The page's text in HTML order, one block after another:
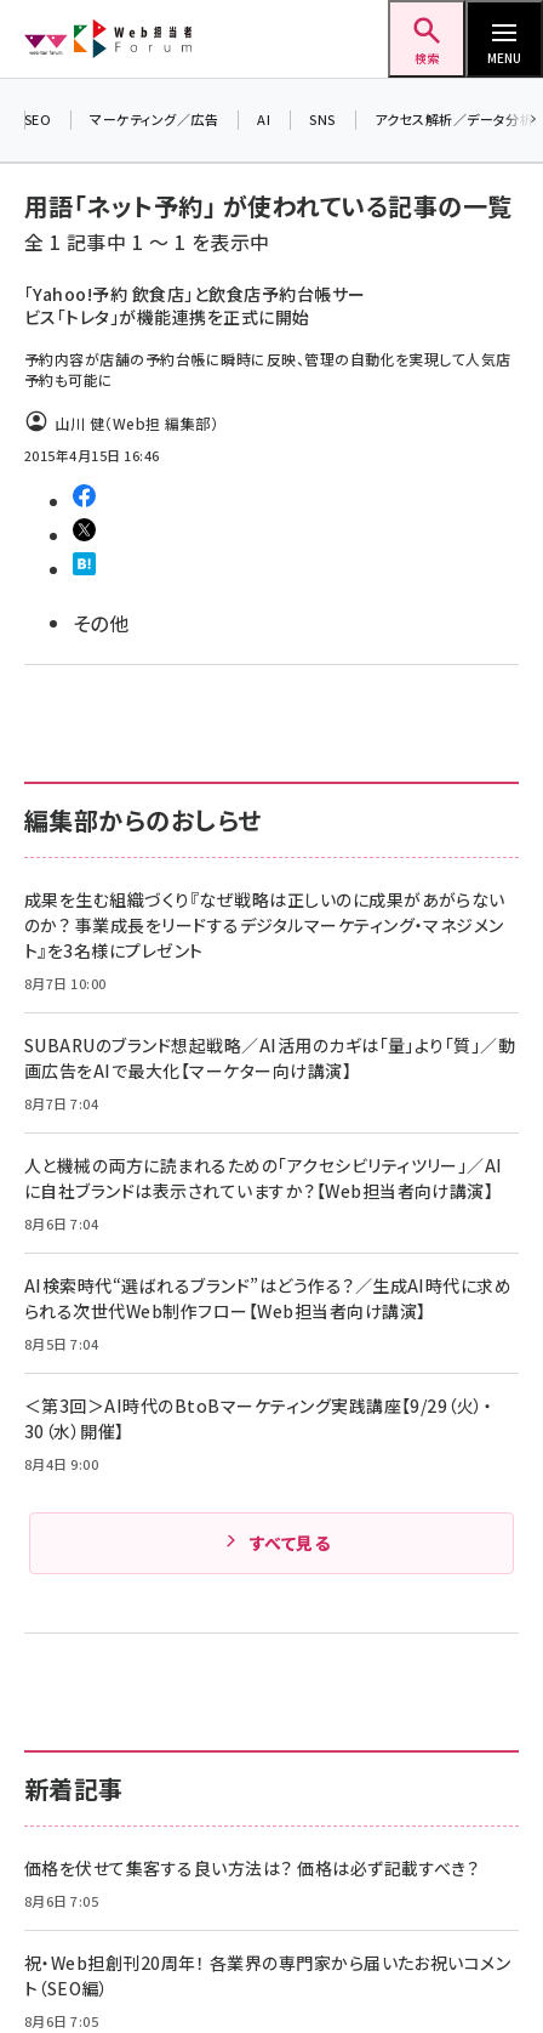
ン
検索 MENU
ai (2807)
youtube (2434)
セミナー (2307)
z世代 (1622)
meo (1275)
SEO マーケティング／広告 AI SNS アクセス解析／データ分析
用語「ネット予約」 が使われている記事の一覧
全 1 記事中 1 ～ 1 を表示中
「Yahoo!予約 飲食店」と飲食店予約台帳サー
ビス「トレタ」が機能連携を正式に開始
予約内容が店舗の予約台帳に瞬時に反映、管理の自動化を実現して人気店
予約も可能に
山川 健（Web担 編集部）
2015年4月15日 16:46
その他
新着記事
価格を伏せて集客する良い方法は？ 価格は必ず記載すべき？
8月6日 7:05
祝・Web担創刊20周年！ 各業界の専門家から届いたお祝いコメン
ト（SEO編）
8月6日 7:05
編集部からのおしらせ
成果を生む組織づくり『なぜ戦略は正しいのに成果があがらない
のか？ 事業成長をリードするデジタルマーケティング・マネジメン
ト』を3名様にプレゼント
8月7日 10:00
SUBARUのブランド想起戦略／AI活用のカギは「量」より「質」／動
画広告をAIで最大化【マーケター向け講演】
8月7日 7:04
人と機械の両方に読まれるための「アクセシビリティツリー」／AI
に自社ブランドは表示されていますか？【Web担当者向け講演】
8月6日 7:04
AI検索時代“選ばれるブランド”はどう作る？／生成AI時代に求め
られる次世代Web制作フロー【Web担当者向け講演】
8月5日 7:04
＜第3回＞AI時代のBtoBマーケティング実践講座【9/29（火）・
30（水）開催】
8月4日 9:00
すべて見る
＼ 8月27日開催、申し込み受付中！ ／
マーケティング フォーラム 2026」開催！
▼申し込みはこちらから▼